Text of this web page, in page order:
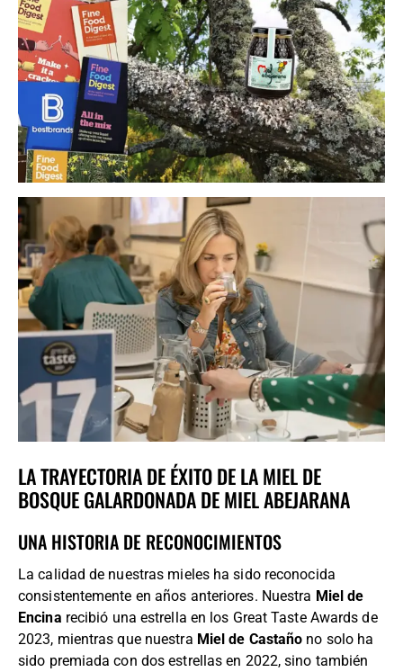
LA TRAYECTORIA DE ÉXITO DE LA MIEL DE
BOSQUE GALARDONADA DE MIEL ABEJARANA
UNA HISTORIA DE RECONOCIMIENTOS
La calidad de nuestras mieles ha sido reconocida
consistentemente en años anteriores. Nuestra Miel de
Encina recibió una estrella en los Great Taste Awards de
2023, mientras que nuestra Miel de Castaño no solo ha
sido premiada con dos estrellas en 2022, sino también